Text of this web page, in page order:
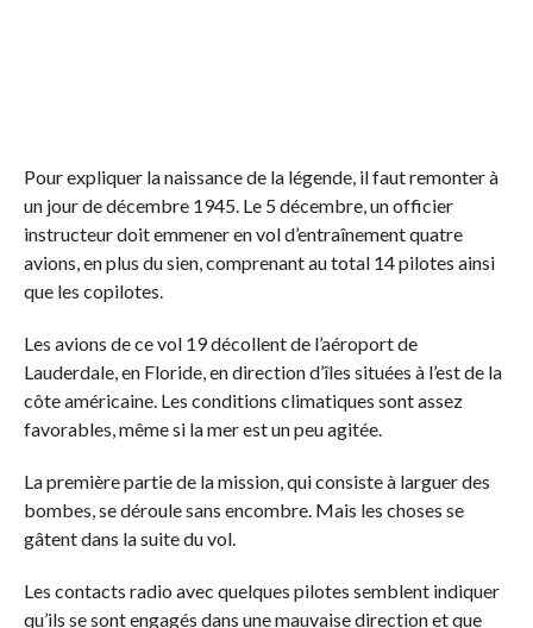
Pour expliquer la naissance de la légende, il faut remonter à
un jour de décembre 1945. Le 5 décembre, un officier
instructeur doit emmener en vol d’entraînement quatre
avions, en plus du sien, comprenant au total 14 pilotes ainsi
que les copilotes.
Les avions de ce vol 19 décollent de l’aéroport de
Lauderdale, en Floride, en direction d’îles situées à l’est de la
côte américaine. Les conditions climatiques sont assez
favorables, même si la mer est un peu agitée.
La première partie de la mission, qui consiste à larguer des
bombes, se déroule sans encombre. Mais les choses se
gâtent dans la suite du vol.
Les contacts radio avec quelques pilotes semblent indiquer
qu’ils se sont engagés dans une mauvaise direction et que